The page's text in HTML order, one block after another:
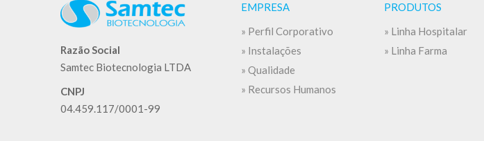
Razão Social
Samtec Biotecnologia LTDA
CNPJ
04.459.117/0001-99
EMPRESA
» Perfil Corporativo
» Instalações
» Qualidade
» Recursos Humanos
PRODUTOS
» Linha Hospitalar
» Linha Farma